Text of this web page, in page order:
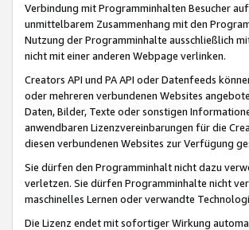
Verbindung mit Programminhalten Besucher
unmittelbarem Zusammenhang mit den
Nutzung der Programminhalte ausschließlich
nicht mit einer anderen Webpage verlinken.
Creators API und PA API oder Datenfeeds
oder mehreren verbundenen Websites
Daten, Bilder, Texte oder sonstigen
anwendbaren Lizenzvereinbarungen für die
diesen verbundenen Websites zur Verfügung
Sie dürfen den Programminhalt nicht dazu
verletzen. Sie dürfen Programminhalte nicht
maschinelles Lernen oder verwandte
Die Lizenz endet mit sofortiger Wirkung